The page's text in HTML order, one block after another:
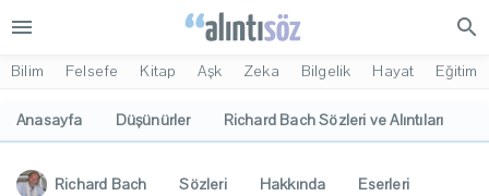
menu search
Bilim Felsefe Kitap Aşk Zeka Bilgelik Hayat Eğitim
Anasayfa Düşünürler Richard Bach Sözleri ve Alıntıları
Richard Bach Sözleri Hakkında
Eserleri